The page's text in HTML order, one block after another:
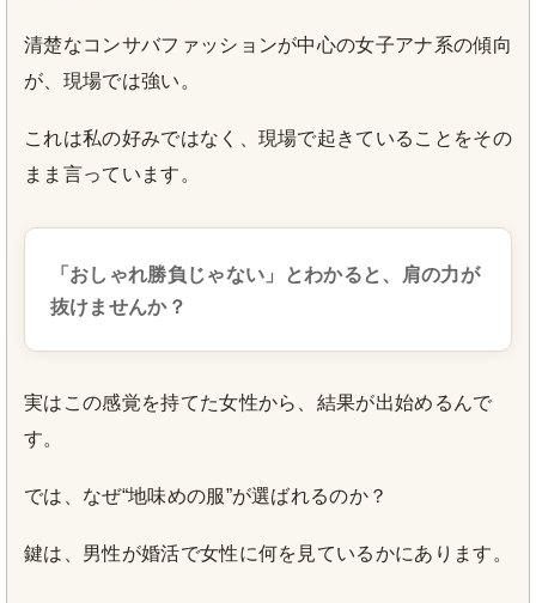
清楚なコンサバファッションが中心の女子アナ系の傾向
が、現場では強い。
これは私の好みではなく、現場で起きていることをその
まま言っています。
「おしゃれ勝負じゃない」とわかると、肩の力が
抜けませんか？
実はこの感覚を持てた女性から、結果が出始めるんで
す。
では、なぜ“地味めの服”が選ばれるのか？
鍵は、男性が婚活で女性に何を見ているかにあります。